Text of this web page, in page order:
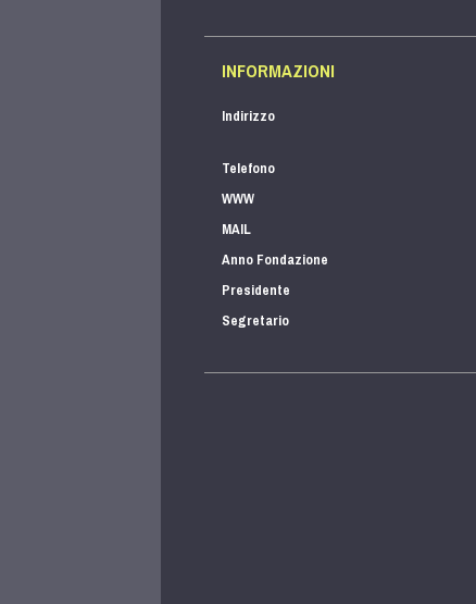
INFORMAZIONI
Indirizzo
Telefono
WWW
MAIL
Anno Fondazione
Presidente
Segretario